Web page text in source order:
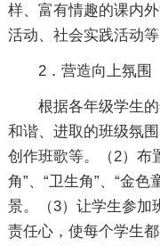
样、富有情趣的课内
活动、社会实践活动
2．营造向上氛围
根据各年级学生
和谐、进取的班级氛
创作班歌等。（2）布
角”、“卫生角”、“金
景。（3）让学生参加
责任心，使每个学生